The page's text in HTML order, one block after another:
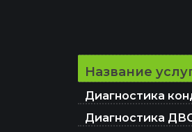
Название
Диагностика
Диагностика